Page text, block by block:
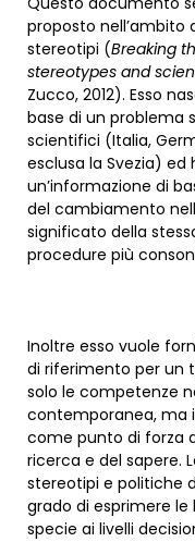
proposto nell’ambito
stereotipi (Breaking
stereotypes and
Zucco, 2012). Esso
base di un problema
scientifici (Italia,
esclusa la Svezia) ed
un’informazione di
del cambiamento
significato della
procedure più
Inoltre esso vuole
di riferimento per un
solo le competenze
contemporanea, ma
come punto di forza
ricerca e del sapere.
stereotipi e politiche
grado di esprimere
specie ai livelli